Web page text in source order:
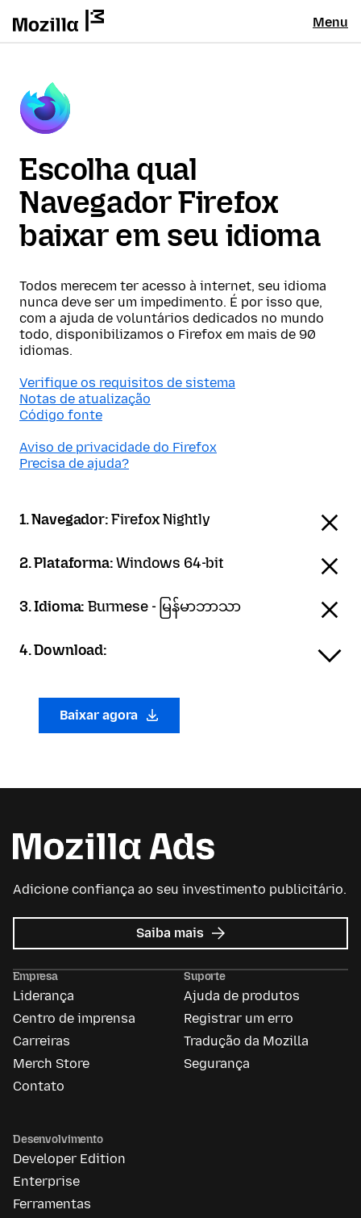
Menu
Escolha qual
Navegador Firefox
baixar em seu idioma
Todos merecem ter acesso à internet, seu idioma
nunca deve ser um impedimento. É por isso que,
com a ajuda de voluntários dedicados no mundo
todo, disponibilizamos o Firefox em mais de 90
idiomas.
Verifique os requisitos de sistema
Notas de atualização
Código fonte
Aviso de privacidade do Firefox
Precisa de ajuda?
1. Navegador:Firefox Nightly
2. Plataforma:Windows 64-bit
3. Idioma:Burmese - မြန်မာဘာသာ
4. Download:
Baixar agora
Adicione confiança ao seu investimento publicitário.
Saiba mais sobre
Mozilla
Empresa
Liderança
Centro de imprensa
Carreiras
Merch Store
Contato
Suporte
Ajuda de produtos
Registrar um erro
Tradução da Mozilla
Segurança
Desenvolvimento
Developer Edition
Enterprise
Ferramentas